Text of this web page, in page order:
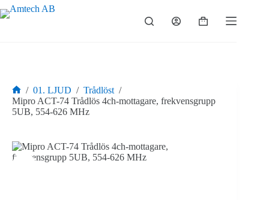
Hoppa
till
Varukorg
Hem
/ 01. LJUD / Trådlöst /
Mipro ACT-74 Trådlös 4ch-mottagare, frekvensgrupp
5UB, 554-626 MHz